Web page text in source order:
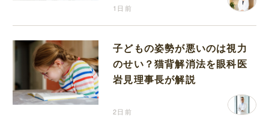
1日前
子どもの姿勢が悪いのは視力
のせい？猫背解消法を眼科医
岩見理事長が解説
2日前